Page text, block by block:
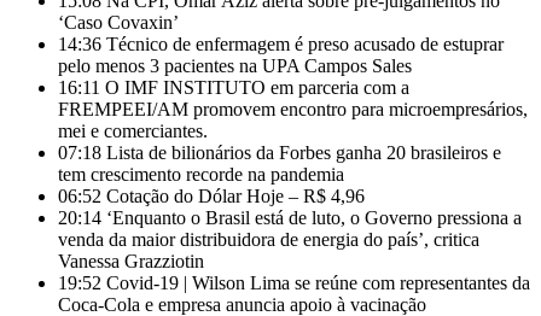
‘Caso Covaxin’
14:36 Técnico de enfermagem é preso acusado de estuprar
pelo menos 3 pacientes na UPA Campos Sales
16:11 O IMF INSTITUTO em parceria com a
FREMPEEI/AM promovem encontro para microempresários,
mei e comerciantes.
07:18 Lista de bilionários da Forbes ganha 20 brasileiros e
tem crescimento recorde na pandemia
06:52 Cotação do Dólar Hoje – R$ 4,96
20:14 ‘Enquanto o Brasil está de luto, o Governo pressiona a
venda da maior distribuidora de energia do país’, critica
Vanessa Grazziotin
19:52 Covid-19 | Wilson Lima se reúne com representantes da
Coca-Cola e empresa anuncia apoio à vacinação